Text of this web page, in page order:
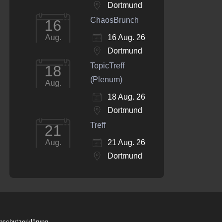
Dortmund
16
Aug.
ChaosBrunch
16 Aug. 26
Dortmund
18
Aug.
TopicTreff
(Plenum)
18 Aug. 26
Dortmund
21
Aug.
Treff
21 Aug. 26
Dortmund